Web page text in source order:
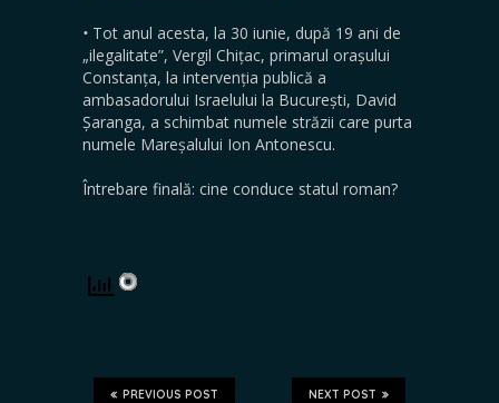
• Tot anul acesta, la 30 iunie, după 19 ani de
„ilegalitate”, Vergil Chițac, primarul orașului
Constanța, la intervenția publică a
ambasadorului Israelului la București, David
Șaranga, a schimbat numele străzii care purta
numele Mareșalului Ion Antonescu.
Întrebare finală: cine conduce statul roman?
NEXT POST
PREVIOUS POST